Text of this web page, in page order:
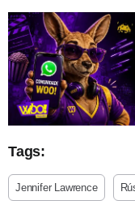
Tags:
Jennifer Lawrence